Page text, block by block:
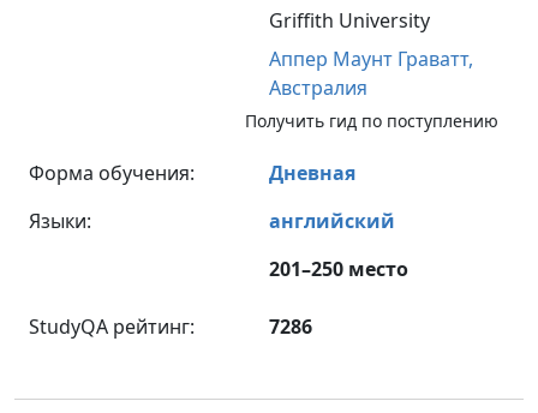
Griffith University
Аппер Маунт Граватт,
Австралия
Получить гид по поступлению
Форма обучения:
Дневная
Языки:
английский
201–250 место
StudyQA рейтинг: 7286